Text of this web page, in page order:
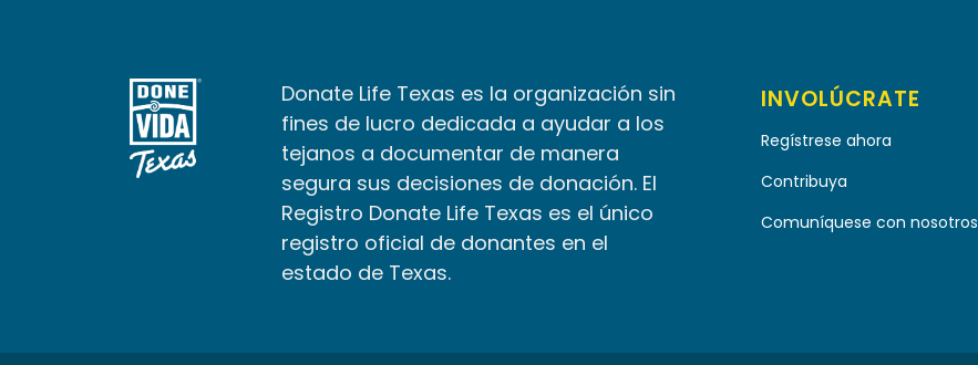
Donate Life Texas es la organización sin
fines de lucro dedicada a ayudar a los
tejanos a documentar de manera
segura sus decisiones de donación. El
Registro Donate Life Texas es el único
registro oficial de donantes en el
estado de Texas.
INVOLÚCRATE
Regístrese ahora
Contribuya
Comuníquese con nosotros